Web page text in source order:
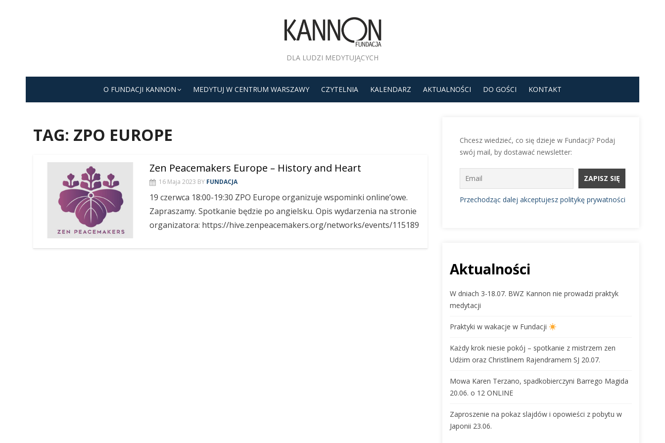
DLA LUDZI MEDYTUJĄCYCH
O FUNDACJI KANNON MEDYTUJ W CENTRUM WARSZAWY CZYTELNIA KALENDARZ AKTUALNOŚCI DO GOŚCI KONTAKT
TAG: ZPO EUROPE
Zen Peacemakers Europe – History and Heart
16 Maja 2023 BY FUNDACJA
19 czerwca 18:00-19:30 ZPO Europe organizuje wspominki online’owe.
Zapraszamy. Spotkanie będzie po angielsku. Opis wydarzenia na stronie
organizatora: https://hive.zenpeacemakers.org/networks/events/115189
Chcesz wiedzieć, co się dzieje w Fundacji? Podaj
swój mail, by dostawać newsletter:
Przechodząc dalej akceptujesz politykę prywatności
Aktualności
W dniach 3-18.07. BWZ Kannon nie prowadzi praktyk
medytacji
Praktyki w wakacje w Fundacji
Każdy krok niesie pokój – spotkanie z mistrzem zen
Udżim oraz Christlinem Rajendramem SJ 20.07.
Mowa Karen Terzano, spadkobierczyni Barrego Magida
20.06. o 12 ONLINE
Zaproszenie na pokaz slajdów i opowieści z pobytu w
Japonii 23.06.